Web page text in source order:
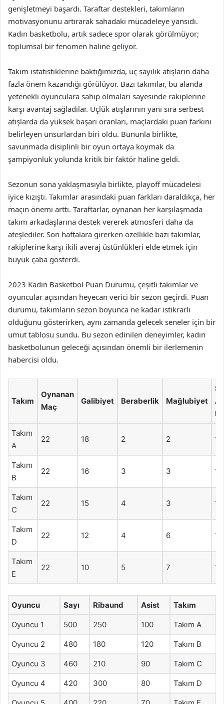
genişletmeyi başardı. Taraftar destekleri, takımların
motivasyonunu artırarak sahadaki mücadeleye yansıdı.
Kadın basketbolu, artık sadece spor olarak görülmüyor;
toplumsal bir fenomen haline geliyor.
Takım istatistiklerine baktığımızda, üç sayılık atışların daha
fazla önem kazandığı görülüyor. Bazı takımlar, bu alanda
yetenekli oyunculara sahip olmaları sayesinde rakiplerine
karşı avantaj sağladılar. Üçlük atışlarının yanı sıra serbest
atışlarda da yüksek başarı oranları, maçlardaki puan farkını
belirleyen unsurlardan biri oldu. Bununla birlikte,
savunmada disiplinli bir oyun ortaya koymak da
şampiyonluk yolunda kritik bir faktör haline geldi.
Sezonun sona yaklaşmasıyla birlikte, playoff mücadelesi
iyice kızıştı. Takımlar arasındaki puan farkları daraldıkça, her
maçın önemi arttı. Taraftarlar, oynanan her karşılaşmada
takım arkadaşlarına destek vererek atmosferi daha da
ateşlediler. Son haftalara girerken özellikle bazı takımlar,
rakiplerine karşı ikili averaj üstünlükleri elde etmek için
büyük çaba gösterdi.
2023 Kadın Basketbol Puan Durumu, çeşitli takımlar ve
oyuncular açısından heyecan verici bir sezon geçirdi. Puan
durumu, takımların sezon boyunca ne kadar istikrarlı
olduğunu gösterirken, aynı zamanda gelecek seneler için bir
umut tablosu sundu. Bu sezon edinilen deneyimler, kadın
basketbolunun geleceği açısından önemli bir ilerlemenin
habercisi oldu.
Takım
Oynanan
Maç
Galibiyet Beraberlik Mağlubiyet
Takım
A
22 18 2 2
Takım
B
22 16 3 3
Takım
C
22 15 4 3
Takım
D
22 12 4 6
Takım
E
22 10 5 7
Oyuncu Sayı Ribaund Asist Takım
Oyuncu 1 500 250 100 Takım A
Oyuncu 2 480 180 120 Takım B
Oyuncu 3 460 210 90 Takım C
Oyuncu 4 420 300 80 Takım D